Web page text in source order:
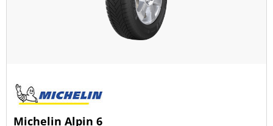
Tip autovehicul
Toate tipurile (4)
Michelin Alpin 6